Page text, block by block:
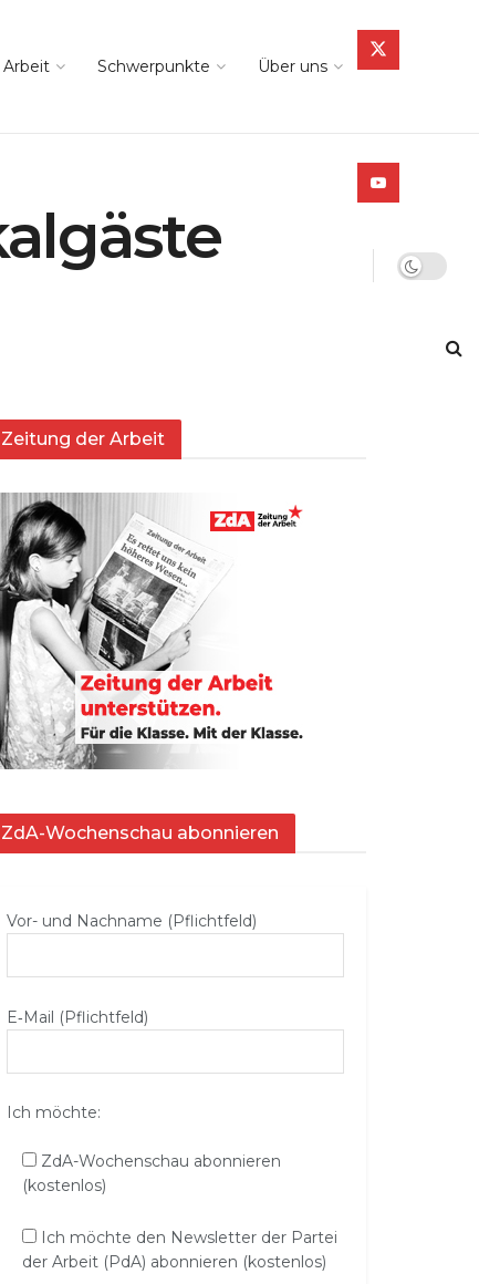
Arbeit Schwerpunkte Über uns
Zeitung der Arbeit
ZdA-Wochenschau abonnieren
Vor- und Nachname (Pflichtfeld)
E‑Mail (Pflichtfeld)
Ich möchte:
ZdA-Wochenschau abonnieren
(kostenlos)
Ich möchte den Newsletter der Partei
der Arbeit (PdA) abonnieren (kostenlos)